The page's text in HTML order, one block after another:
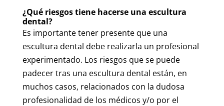
¿Qué riesgos tiene hacerse una escultura
dental?
Es importante tener presente que una
escultura dental debe realizarla un profesional
experimentado. Los riesgos que se puede
padecer tras una escultura dental están, en
muchos casos, relacionados con la dudosa
profesionalidad de los médicos y/o por el